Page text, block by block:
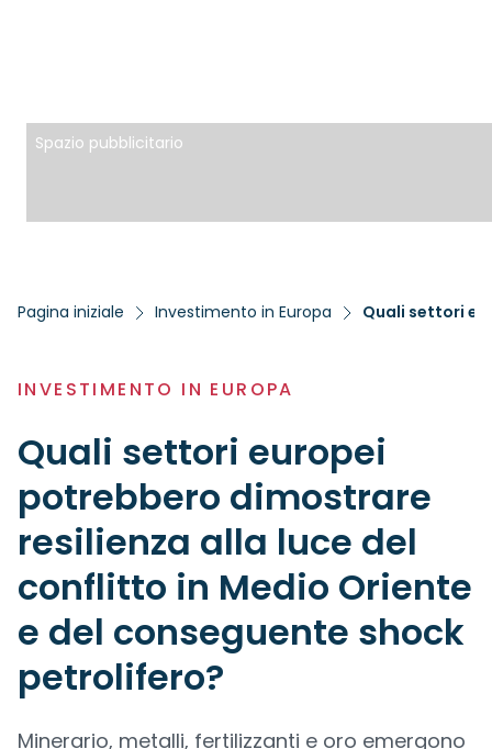
Spazio pubblicitario
Pagina iniziale Investimento in Europa
INVESTIMENTO IN EUROPA
Quali settori europei
potrebbero dimostrare
resilienza alla luce del
conflitto in Medio Oriente
e del conseguente shock
petrolifero?
Minerario, metalli, fertilizzanti e oro emergono